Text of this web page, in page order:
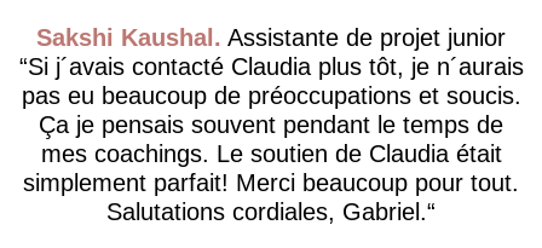
Sakshi Kaushal
Assistante de projet junior
Si j´avais contacté Claudia plus tôt, je n´aurais
pas eu beaucoup de préoccupations et soucis.
Ça je pensais souvent pendant le temps de
mes coachings. Le soutien de Claudia était
simplement parfait! Merci beaucoup pour tout.
Salutations cordiales, Gabriel.